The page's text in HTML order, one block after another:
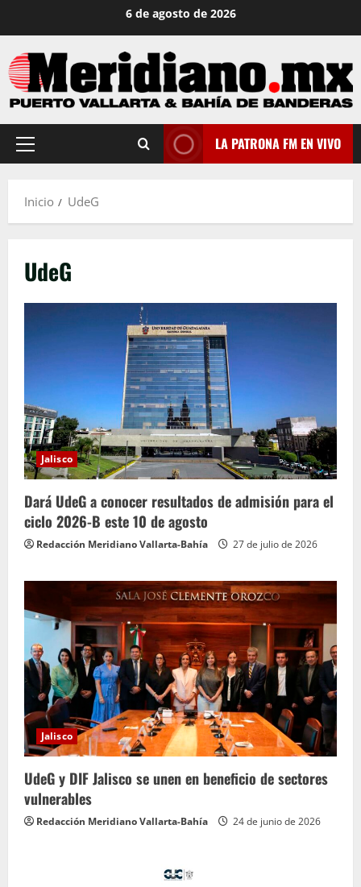
contenido
6 de agosto de 2026
Menú
LA PATRONA FM EN VIVO
Inicio UdeG
UdeG
Jalisco
Dará UdeG a conocer resultados de admisión para el
ciclo 2026-B este 10 de agosto
Redacción Meridiano Vallarta-Bahía 27 de julio de 2026
Jalisco
UdeG y DIF Jalisco se unen en beneficio de sectores
vulnerables
Redacción Meridiano Vallarta-Bahía 24 de junio de 2026